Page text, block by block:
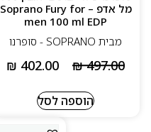
מל אדפ – Soprano Fury for
men 100 ml EDP
מבית SOPRANO - סופרנו
₪497.00
₪ 402.00
הוספה לסל